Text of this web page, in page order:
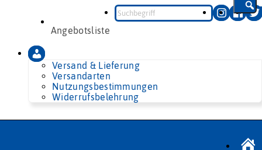
Angebotsliste
Versand & Lieferung
Versandarten
Nutzungsbestimmungen
Widerrufsbelehrung